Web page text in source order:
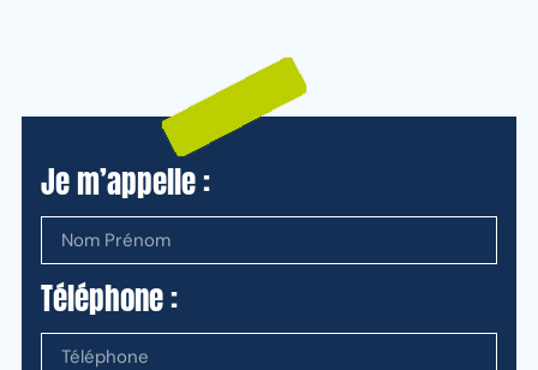
Je m’appelle :
Téléphone :